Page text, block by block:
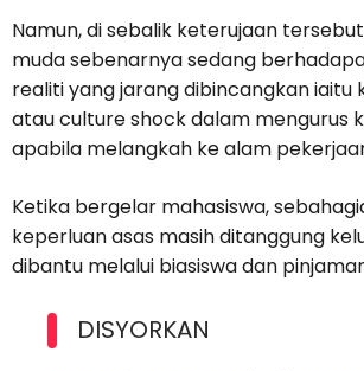
Namun, di sebalik keterujaan
muda sebenarnya sedang
realiti yang jarang dibincangkan iaitu
atau culture shock dalam mengurus
apabila melangkah ke alam
Ketika bergelar mahasiswa,
keperluan asas masih ditanggung
dibantu melalui biasiswa dan
DISYORKAN